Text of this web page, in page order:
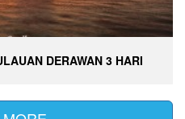
DERAWAN 3 HARI